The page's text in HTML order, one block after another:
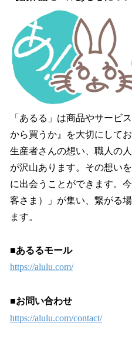
「あるる」は商品やサービ
から買うか』を大切にして
生産者さんの想い、職人の
が沢山あります。その想い
に出会うことができます。
客さま）」が集い、繋がる
ます。
■あるるモール
https://alulu.com/
■お問い合わせ
https://alulu.com/contact/